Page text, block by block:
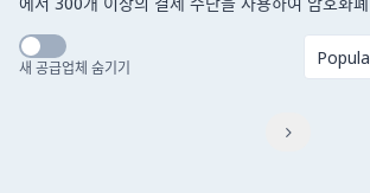
새 공급업체 숨기기
